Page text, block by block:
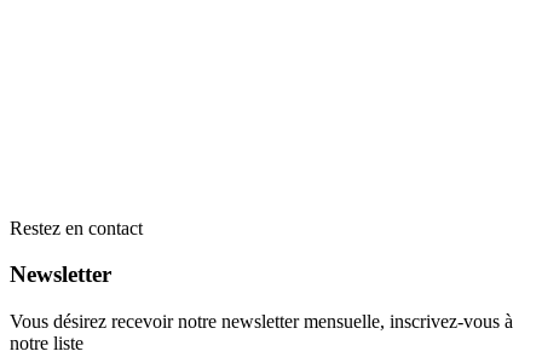
Restez en contact
Newsletter
Vous désirez recevoir notre newsletter mensuelle, inscrivez-vous à
notre liste